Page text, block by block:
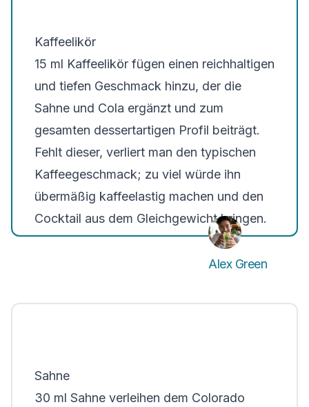
Kaffeelikör
15 ml Kaffeelikör fügen einen reichhaltigen
und tiefen Geschmack hinzu, der die
Sahne und Cola ergänzt und zum
gesamten dessertartigen Profil beiträgt.
Fehlt dieser, verliert man den typischen
Kaffeegeschmack; zu viel würde ihn
übermäßig kaffeelastig machen und den
Cocktail aus dem Gleichgewicht bringen.
Alex Green
Sahne
30 ml Sahne verleihen dem Colorado